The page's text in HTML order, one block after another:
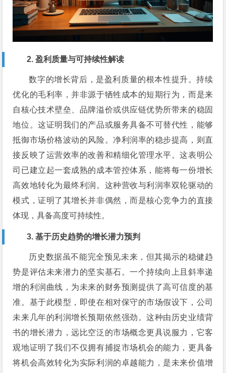
2. 盈利质量与可持续性解读
数字的增长背后，是盈利质量的根本性提升。持续
优化的毛利率，并非源于牺牲成本的短期行为，而是来
自核心技术壁垒、品牌溢价或供应链优势所带来的稳固
地位。这证明我们的产品或服务具备不可替代性，能够
抵御市场价格波动的风险。净利润率的稳步提高，则直
接反映了运营效率的改善和精细化管理水平。这表明公
司已建立起一套成熟的成本管控体系，能将每一份增长
高效地转化为最终利润。这种营收与利润率双轮驱动的
模式，证明了其增长并非偶然，而是核心竞争力的直接
体现，具备高度可持续性。
3. 基于历史趋势的增长潜力预判
历史数据虽不能完全预见未来，但其揭示的稳健趋
势是评估未来潜力的坚实基石。一个持续向上且斜率递
增的利润曲线，为未来的财务预测提供了高可信度的基
准。基于此模型，即使在相对保守的市场假设下，公司
未来几年的利润增长预期依然强劲。这种由历史业绩背
书的增长潜力，远比空泛的市场概念更具说服力，它客
观地证明了我们不仅拥有捕捉市场机会的能力，更具备
将机会高效转化为实际利润的卓越能力，是未来价值增